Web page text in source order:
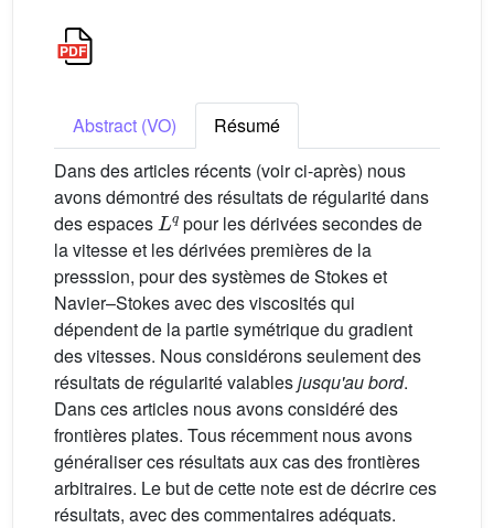
Abstract (VO)
Résumé
Dans des articles récents (voir ci-après) nous
avons démontré des résultats de régularité dans
des espaces
Lq
pour les dérivées secondes de
la vitesse et les dérivées premières de la
presssion, pour des systèmes de Stokes et
Navier–Stokes avec des viscosités qui
dépendent de la partie symétrique du gradient
des vitesses. Nous considérons seulement des
résultats de régularité valablesjusqu'au bord.
Dans ces articles nous avons considéré des
frontières plates. Tous récemment nous avons
généraliser ces résultats aux cas des frontières
arbitraires. Le but de cette note est de décrire ces
résultats, avec des commentaires adéquats.